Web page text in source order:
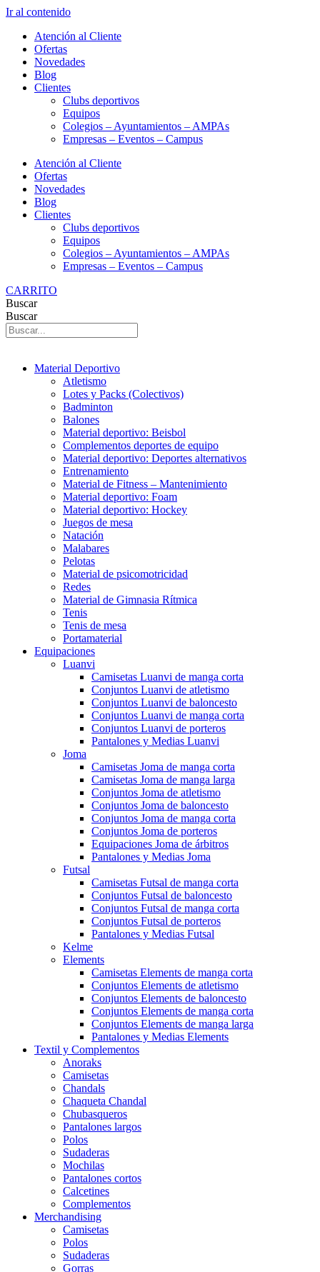
Ir al contenido
Atención al Cliente
Ofertas
Novedades
Blog
Clientes
Clubs deportivos
Equipos
Colegios – Ayuntamientos – AMPAs
Empresas – Eventos – Campus
Atención al Cliente
Ofertas
Novedades
Blog
Clientes
Clubs deportivos
Equipos
Colegios – Ayuntamientos – AMPAs
Empresas – Eventos – Campus
CARRITO
Buscar
Buscar
Material Deportivo
Atletismo
Lotes y Packs (Colectivos)
Badminton
Balones
Material deportivo: Beisbol
Complementos deportes de equipo
Material deportivo: Deportes alternativos
Entrenamiento
Material de Fitness – Mantenimiento
Material deportivo: Foam
Material deportivo: Hockey
Juegos de mesa
Natación
Malabares
Pelotas
Material de psicomotricidad
Redes
Material de Gimnasia Rítmica
Tenis
Tenis de mesa
Portamaterial
Equipaciones
Luanvi
Camisetas Luanvi de manga corta
Conjuntos Luanvi de atletismo
Conjuntos Luanvi de baloncesto
Conjuntos Luanvi de manga corta
Conjuntos Luanvi de porteros
Pantalones y Medias Luanvi
Joma
Camisetas Joma de manga corta
Camisetas Joma de manga larga
Conjuntos Joma de atletismo
Conjuntos Joma de baloncesto
Conjuntos Joma de manga corta
Conjuntos Joma de porteros
Equipaciones Joma de árbitros
Pantalones y Medias Joma
Futsal
Camisetas Futsal de manga corta
Conjuntos Futsal de baloncesto
Conjuntos Futsal de manga corta
Conjuntos Futsal de porteros
Pantalones y Medias Futsal
Kelme
Elements
Camisetas Elements de manga corta
Conjuntos Elements de atletismo
Conjuntos Elements de baloncesto
Conjuntos Elements de manga corta
Conjuntos Elements de manga larga
Pantalones y Medias Elements
Textil y Complementos
Anoraks
Camisetas
Chandals
Chaqueta Chandal
Chubasqueros
Pantalones largos
Polos
Sudaderas
Mochilas
Pantalones cortos
Calcetines
Complementos
Merchandising
Camisetas
Polos
Sudaderas
Gorras